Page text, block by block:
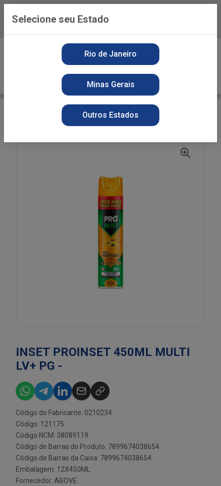
Baixe já o APP da Playvender
INSETICIDA
SECOS
INSET PROINSET 450ML MULTI LV+ PG -
INSET PROINSET 450ML MULTI
LV+ PG -
Código do Fabricante: 0210234
Código: 121175
Código NCM: 38089119
Código de Barras do Produto: 7899674038654
Código de Barras da Caixa: 7899674038654
Embalagem: 12X450ML
Fornecedor: ABOVE
Selecione seu Estado
Rio de Janeiro
Minas Gerais
Outros Estados